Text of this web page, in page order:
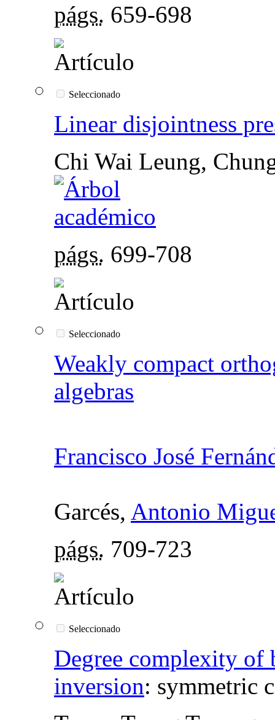
págs. 659-698
Seleccionado
Linear disjointness
Chi Wai Leung,
págs. 699-708
Seleccionado
Weakly compact
algebras
Francisco José
Garcés, Antonio
págs. 709-723
Seleccionado
Degree complexity of
inversion: symmetric